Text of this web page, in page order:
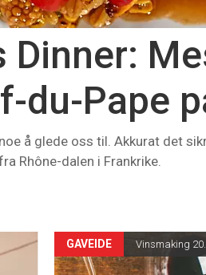
Dinner:
du-Pape
å glede oss til. Akkurat det
Rhône-dalen i Frankrike.
GAVEIDE Vinsmaking